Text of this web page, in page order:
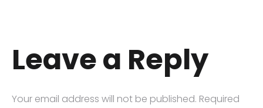
Leave a Reply
Your email address will not be published. Required